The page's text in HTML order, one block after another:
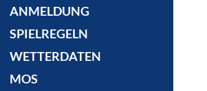
ANMELDUNG
SPIELREGELN
WETTERDATEN
MOS